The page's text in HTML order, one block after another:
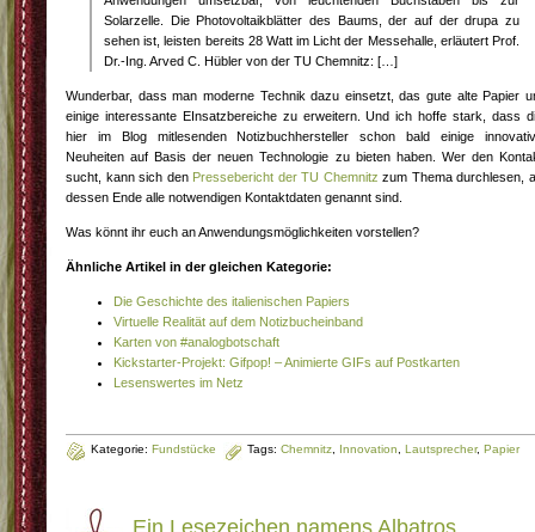
Solarzelle. Die Photovoltaikblätter des Baums, der auf der drupa zu
sehen ist, leisten bereits 28 Watt im Licht der Messehalle, erläutert Prof.
Dr.-Ing. Arved C. Hübler von der TU Chemnitz: […]
Wunderbar, dass man moderne Technik dazu einsetzt, das gute alte Papier
einige interessante EInsatzbereiche zu erweitern. Und ich hoffe stark, dass
hier im Blog mitlesenden Notizbuchhersteller schon bald einige
Neuheiten auf Basis der neuen Technologie zu bieten haben. Wer den
sucht, kann sich den Pressebericht der TU Chemnitz zum Thema durchlesen,
dessen Ende alle notwendigen Kontaktdaten genannt sind.
Was könnt ihr euch an Anwendungsmöglichkeiten vorstellen?
Ähnliche Artikel in der gleichen Kategorie:
Die Geschichte des italienischen Papiers
Virtuelle Realität auf dem Notizbucheinband
Karten von #analogbotschaft
Kickstarter-Projekt: Gifpop! – Animierte GIFs auf Postkarten
Lesenswertes im Netz
Kategorie: Fundstücke Tags: Chemnitz Innovation Lautsprecher, Papier
Ein Lesezeichen namens Albatros